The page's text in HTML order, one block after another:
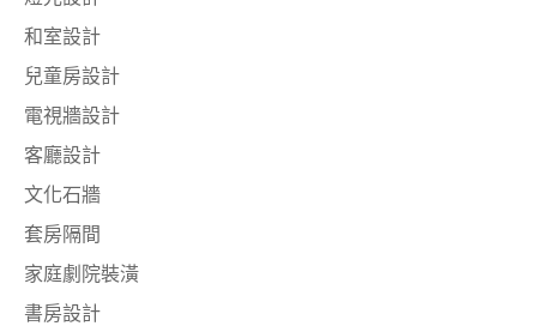
和室設計
兒童房設計
電視牆設計
客廳設計
文化石牆
套房隔間
家庭劇院裝潢
書房設計